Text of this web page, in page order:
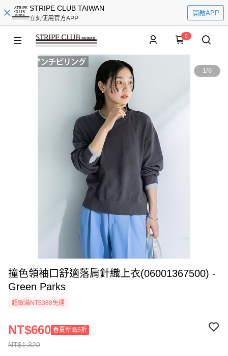
STRIPE CLUB TAIWAN
立刻使用官方APP
開啟APP
0
1/8
撞色領袖口舒適落肩針織上衣(06001367500) -
Green Parks
超取滿NT$388免運
NT$1,320
NT$660 春夏新品5折